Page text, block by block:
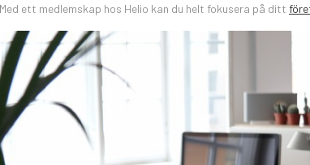
ett medlemskap hos Helio kan du helt fokusera på ditt